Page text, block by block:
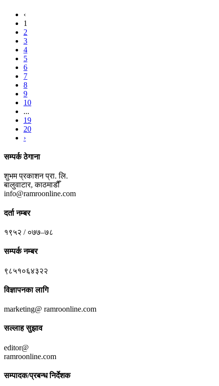
‹
1
2
3
4
5
6
7
8
9
10
...
19
20
›
सम्पर्क ठेगाना
शुभम प्रकाशन प्रा. लि.
बालुवाटार, काठमाडौँ
info@ramroonline.com
दर्ता नम्बर
१९५२ / ०७७–७८
सम्पर्क नम्बर
९८५१०६४३२२
विज्ञापनका लागि
marketing@ ramroonline.com
सल्लाह सुझाव
editor@
ramroonline.com
सम्पादक/प्रबन्ध निर्देशक